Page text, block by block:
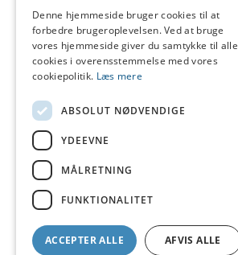
Denne hjemmeside bruger cookies til at
forbedre brugeroplevelsen. Ved at bruge
vores hjemmeside giver du samtykke til alle
cookies i overensstemmelse med vores
cookiepolitik. Læs mere
ABSOLUT NØDVENDIGE
YDEEVNE
MÅLRETNING
FUNKTIONALITET
ACCEPTER ALLE AFVIS ALLE